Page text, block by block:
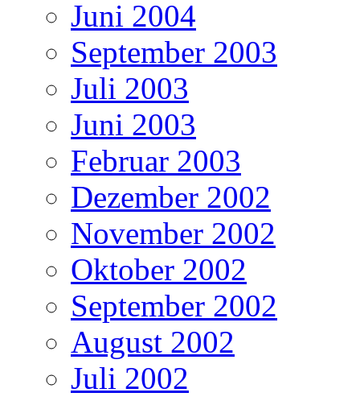
Juni 2004
September 2003
Juli 2003
Juni 2003
Februar 2003
Dezember 2002
November 2002
Oktober 2002
September 2002
August 2002
Juli 2002